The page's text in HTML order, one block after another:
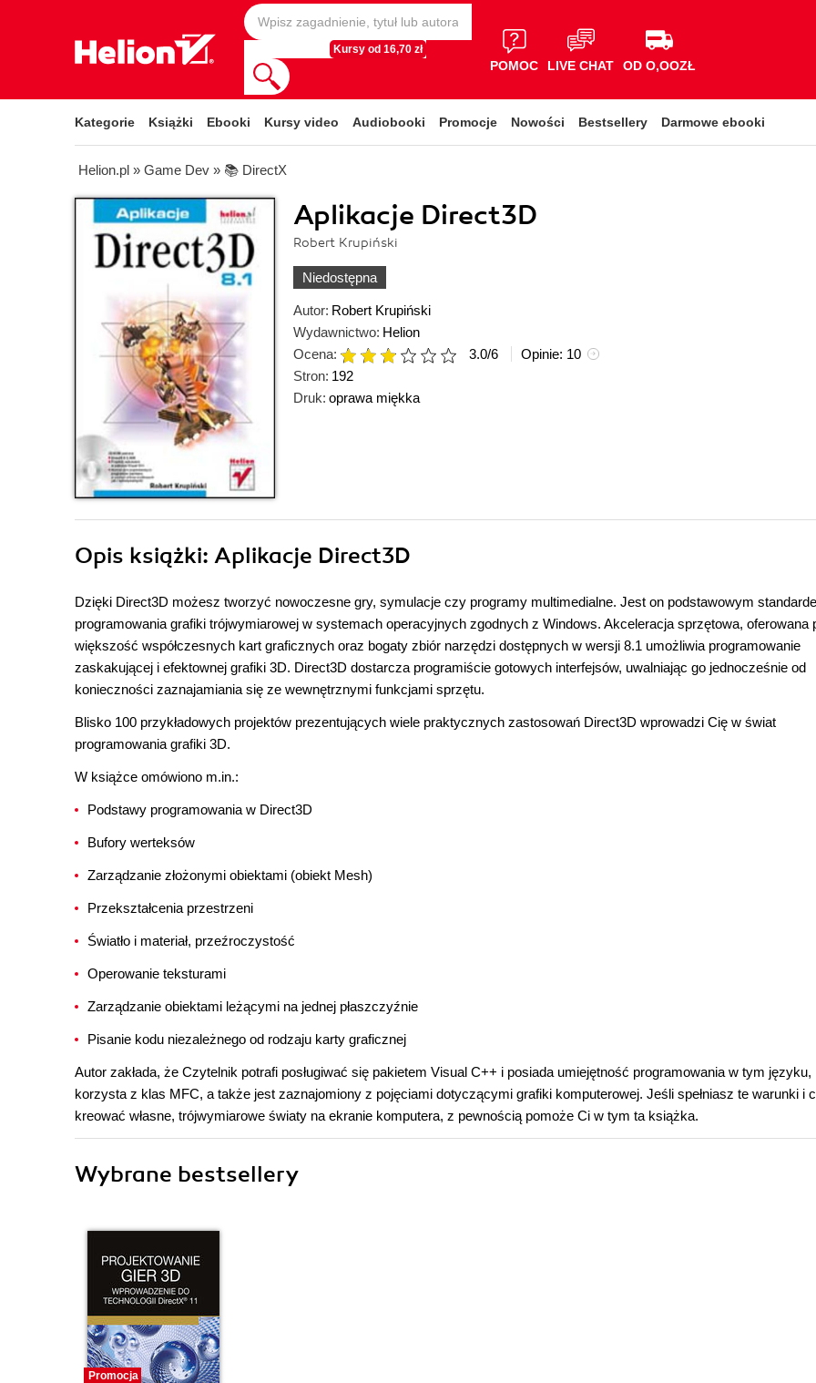
Kursy od 16,70 zł
POMOC LIVE CHAT OD O,OOZŁ
Kategorie Książki Ebooki Kursy video Audiobooki Promocje Nowości Bestsellery Darmowe ebooki
Helion.pl » Game Dev » 📚 DirectX
Aplikacje Direct3D
Robert Krupiński
Niedostępna
Autor: Robert Krupiński
Wydawnictwo: Helion
Ocena:
3.0/6 Opinie: 10
Stron: 192
Druk: oprawa miękka
Opis książki: Aplikacje Direct3D
Dzięki Direct3D możesz tworzyć nowoczesne gry, symulacje czy programy multimedialne. Jest on podstawowym
programowania grafiki trójwymiarowej w systemach operacyjnych zgodnych z Windows. Akceleracja sprzętowa, oferowana
większość współczesnych kart graficznych oraz bogaty zbiór narzędzi dostępnych w wersji 8.1 umożliwia programowanie
zaskakującej i efektownej grafiki 3D. Direct3D dostarcza programiście gotowych interfejsów, uwalniając go jednocześnie od
konieczności zaznajamiania się ze wewnętrznymi funkcjami sprzętu.
Blisko 100 przykładowych projektów prezentujących wiele praktycznych zastosowań Direct3D wprowadzi Cię w świat
programowania grafiki 3D.
W książce omówiono m.in.:
Podstawy programowania w Direct3D
Bufory werteksów
Zarządzanie złożonymi obiektami (obiekt Mesh)
Przekształcenia przestrzeni
Światło i materiał, przeźroczystość
Operowanie teksturami
Zarządzanie obiektami leżącymi na jednej płaszczyźnie
Pisanie kodu niezależnego od rodzaju karty graficznej
Autor zakłada, że Czytelnik potrafi posługiwać się pakietem Visual C++ i posiada umiejętność programowania w tym języku,
korzysta z klas MFC, a także jest zaznajomiony z pojęciami dotyczącymi grafiki komputerowej. Jeśli spełniasz te warunki i
kreować własne, trójwymiarowe światy na ekranie komputera, z pewnością pomoże Ci w tym ta książka.
Wybrane bestsellery
Promocja